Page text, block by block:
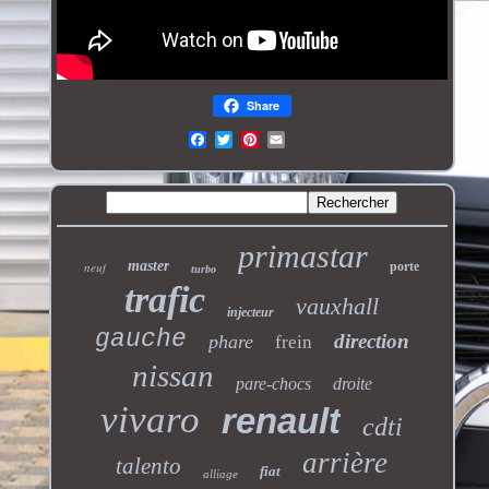
Share
neuf master turbo primastar porte
trafic injecteur vauxhall
gauche phare frein direction
nissan pare-chocs droite
vivaro renault cdti
talento alliage fiat arrière